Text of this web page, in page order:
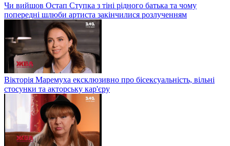
Чи вийшов Остап Ступка з тіні рідного батька та чому
попередні шлюби артиста закінчилися розлученням
Вікторія Маремуха ексклюзивно про бісексуальність, вільні
стосунки та акторську кар'єру